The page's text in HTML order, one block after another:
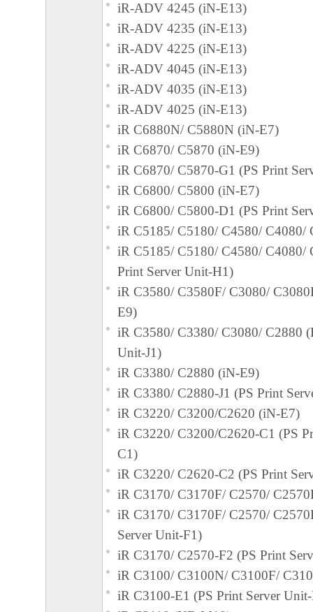
iR-ADV 4245 (iN-E13)
iR-ADV 4235 (iN-E13)
iR-ADV 4225 (iN-E13)
iR-ADV 4045 (iN-E13)
iR-ADV 4035 (iN-E13)
iR-ADV 4025 (iN-E13)
iR C6880N/ C5880N (iN-E7)
iR C6870/ C5870 (iN-E9)
iR C6870/ C5870-G1 (PS Print
iR C6800/ C5800 (iN-E7)
iR C6800/ C5800-D1 (PS Print
iR C5185/ C5180/ C4580/ C4080/
iR C5185/ C5180/ C4580/ C4080/
Print Server Unit-H1)
iR C3580/ C3580F/ C3080/
E9)
iR C3580/ C3380/ C3080/ C2880
Unit-J1)
iR C3380/ C2880 (iN-E9)
iR C3380/ C2880-J1 (PS Print
iR C3220/ C3200/C2620 (iN-E7)
iR C3220/ C3200/C2620-C1 (PS
C1)
iR C3220/ C2620-C2 (PS Print
iR C3170/ C3170F/ C2570/
iR C3170/ C3170F/ C2570/
Server Unit-F1)
iR C3170/ C2570-F2 (PS Print
iR C3100/ C3100N/ C3100F/
iR C3100-E1 (PS Print Server